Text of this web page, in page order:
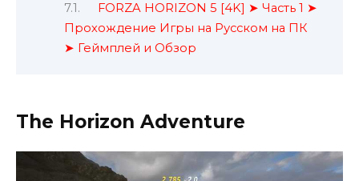
FORZA HORIZON 5 [4K] ➤ Часть 1 ➤
Прохождение Игры на Русском на ПК
➤ Геймплей и Обзор
The Horizon Adventure